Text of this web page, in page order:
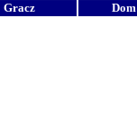
Gracz Dom